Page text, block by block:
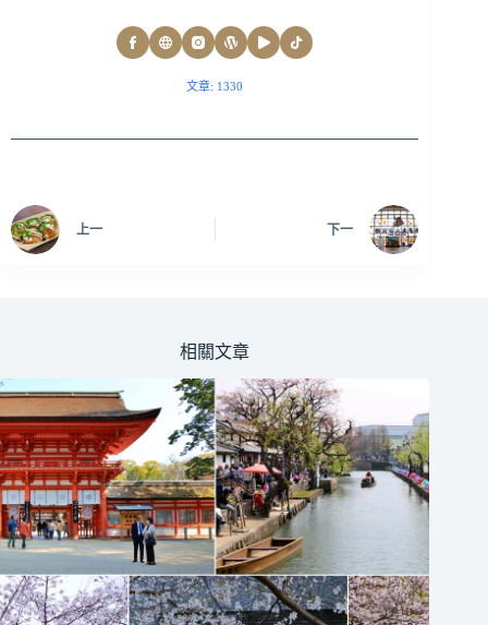
文章: 1330
上一 下一
相關文章